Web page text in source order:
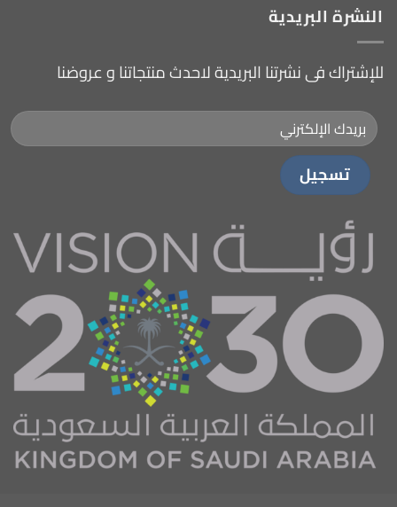
النشرة البريدية
للإشتراك فى نشرتنا البريدية لاحدث منتجاتنا و عروضنا